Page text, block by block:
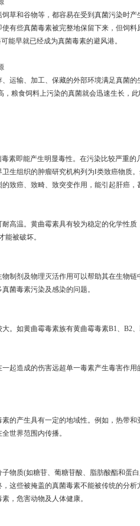
草和谷物等，都容易在受到真菌污染时
有些真菌毒素被完整地保留下来，但饲
能早就已经成为真菌毒素的避风港。
运输、加工、保藏的外部环境满足真菌
，粮食饲料上污染的真菌就会迅速生长，
毒素即能产生明显毒性。在污染比较严重
卫生组织的肿瘤研究机构列为Ⅰ类致癌物
致癌、致畸、致突变作用，能引起肝癌，
高温。黄曲霉素具有较为稳定的化学性
能被破坏。
物制剂及物理灭活作用可以帮助其在生物
菌毒素污染及感染的问题。
。如黄曲霉毒素族有黄曲霉毒素B1、B2
起造成的伤害远超单一毒素产生毒害作
的产生具有一定的地域性。例如，热带
世界范围内传播。
物质(如糖苷、葡糖苷酸、脂肪酸酯和蛋
这些被掩盖的真菌毒素不能被传统的分
，危害动物及人体健康。